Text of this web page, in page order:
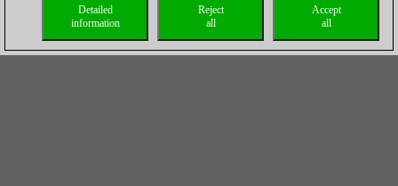
Accept
all
Reject
all
Detailed
information